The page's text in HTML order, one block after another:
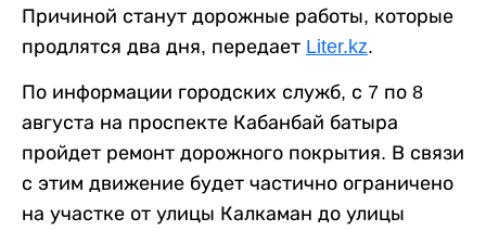
Причиной станут дорожные работы, которые
продлятся два дня, передает Liter.kz.
По информации городских служб, с 7 по 8
августа на проспекте Кабанбай батыра
пройдет ремонт дорожного покрытия. В связи
с этим движение будет частично ограничено
на участке от улицы Калкаман до улицы